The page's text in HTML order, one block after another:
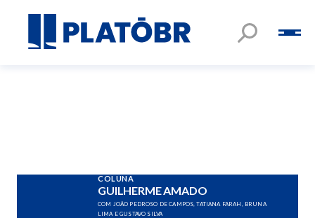
COLUNA
GUILHERME AMADO
COM JOÃO PEDROSO DE CAMPOS, TATIANA FARAH, BRUNA
LIMA E GUSTAVO SILVA